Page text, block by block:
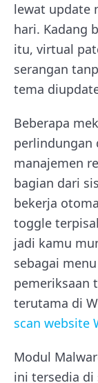
lewat update
hari. Kadang
itu, virtual
serangan
tema
Beberapa
perlindungan
manajemen
bagian dari
bekerja
toggle
jadi kamu
sebagai
pemeriksaan
terutama di
scan website
Modul
ini tersedia di